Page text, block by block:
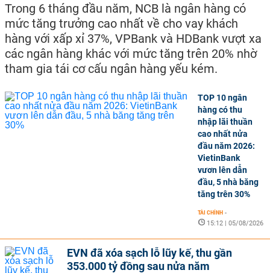
Trong 6 tháng đầu năm, NCB là ngân hàng có
mức tăng trưởng cao nhất về cho vay khách
hàng với xấp xỉ 37%, VPBank và HDBank vượt xa
các ngân hàng khác với mức tăng trên 20% nhờ
tham gia tái cơ cấu ngân hàng yếu kém.
TOP 10 ngân
hàng có thu
nhập lãi thuần
cao nhất nửa
đầu năm 2026:
VietinBank
vươn lên dẫn
đầu, 5 nhà băng
tăng trên 30%
TÀI CHÍNH -
15:12 | 05/08/2026
EVN đã xóa sạch lỗ lũy kế, thu gần
353.000 tỷ đồng sau nửa năm